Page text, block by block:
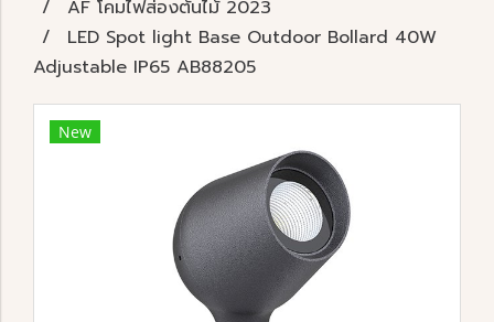
AF โคมไฟส่องต้นไม้ 2023
LED Spot light Base Outdoor Bollard 40W
Adjustable IP65 AB88205
New